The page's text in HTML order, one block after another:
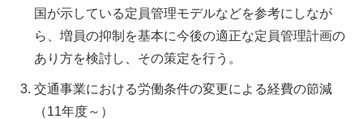
国が示している定員管理モデルなどを参考にしなが
ら、増員の抑制を基本に今後の適正な定員管理計画の
あり方を検討し、その策定を行う。
交通事業における労働条件の変更による経費の節減
（11年度～）